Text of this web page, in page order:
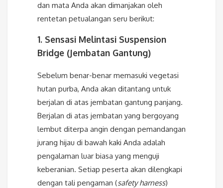
dan mata Anda akan dimanjakan oleh
rentetan petualangan seru berikut:
1. Sensasi Melintasi Suspension
Bridge (Jembatan Gantung)
Sebelum benar-benar memasuki vegetasi
hutan purba, Anda akan ditantang untuk
berjalan di atas jembatan gantung panjang.
Berjalan di atas jembatan yang bergoyang
lembut diterpa angin dengan pemandangan
jurang hijau di bawah kaki Anda adalah
pengalaman luar biasa yang menguji
keberanian. Setiap peserta akan dilengkapi
dengan tali pengaman (safety harness)